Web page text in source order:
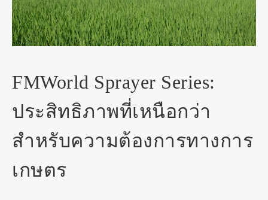
FMWorld Sprayer Series:
ประสิทธิภาพที่เหนือกว่า
สำหรับความต้องการทางการ
เกษตร